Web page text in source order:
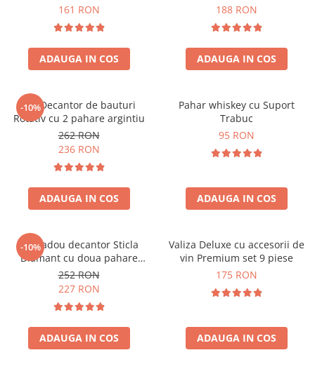
161 RON
ADAUGA IN COS
188 RON
ADAUGA IN COS
-10%
Set Decantor de bauturi
Rotativ cu 2 pahare argintiu
262 RON
236 RON
ADAUGA IN COS
Pahar whiskey cu Suport
Trabuc
95 RON
ADAUGA IN COS
-10%
Set cadou decantor Sticla
Diamant cu doua pahare
Deluxe
252 RON
227 RON
ADAUGA IN COS
Valiza Deluxe cu accesorii de
vin Premium set 9 piese
175 RON
ADAUGA IN COS